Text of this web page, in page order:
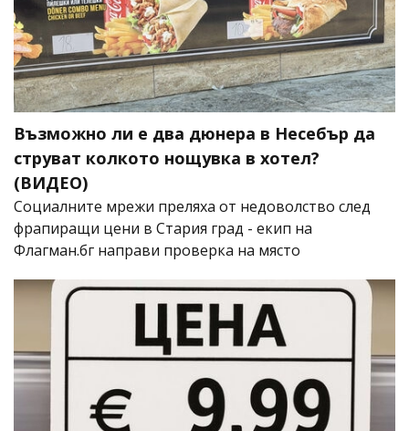
Възможно ли е два дюнера в Несебър да
струват колкото нощувка в хотел?
(ВИДЕО)
Социалните мрежи преляха от недоволство след
фрапиращи цени в Стария град - екип на
Флагман.бг направи проверка на място